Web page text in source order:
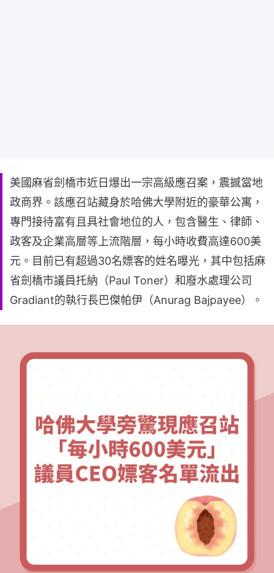
美國麻省劍橋市近日爆出一宗高級應召案，震撼當地
政商界。該應召站藏身於哈佛大學附近的豪華公寓，
專門接待富有且具社會地位的人，包含醫生、律師、
政客及企業高層等上流階層，每小時收費高達600美
元。​目前已有超過30名嫖客的姓名曝光，其中包括麻
省劍橋市議員托納（Paul Toner）和廢水處理公司
Gradiant的執行長巴傑帕伊（Anurag Bajpayee）。​